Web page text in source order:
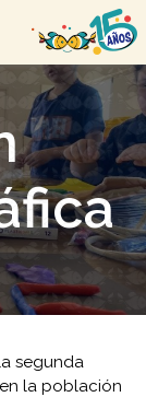
segunda
la población